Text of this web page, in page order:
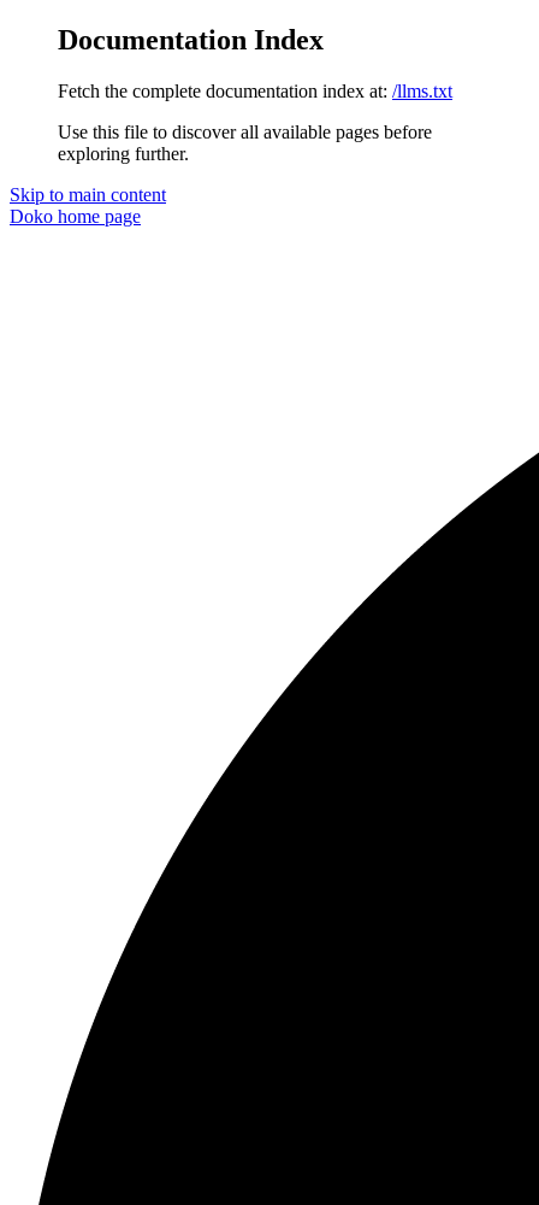
Documentation Index
Fetch the complete documentation index at: /llms.txt
Use this file to discover all available pages before
exploring further.
Skip to main content
Doko home page